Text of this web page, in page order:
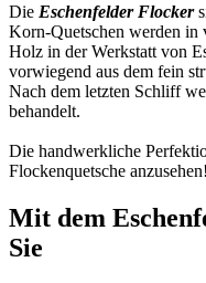
Die Eschenfelder Flocker
Korn-Quetschen werden in
Holz in der Werkstatt von
vorwiegend aus dem fein
Nach dem letzten Schliff
behandelt.
Die handwerkliche
Flockenquetsche anzusehen!
Mit dem
Sie